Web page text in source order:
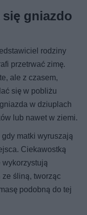
gniazdo
rodziny
przetrwać zimę.
ale z czasem,
się w pobliżu
w dziuplach
lub nawet w ziemi.
matki wyruszają
Ciekawostką
śliną, tworząc
podobną do tej